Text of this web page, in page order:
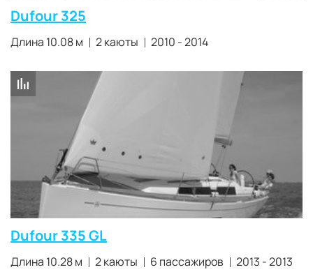
Dufour 325
Длина 10.08 м 2 каюты 2010 - 2014
Dufour 335 GL
Длина 10.28 м 2 каюты 6 пассажиров 2013 - 2013